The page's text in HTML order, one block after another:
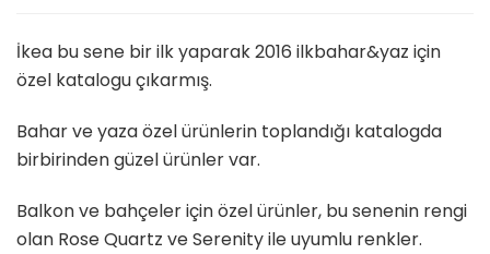
2016
İkea bu sene bir ilk yaparak 2016 ilkbahar&yaz için
özel katalogu çıkarmış.
Bahar ve yaza özel ürünlerin toplandığı katalogda
birbirinden güzel ürünler var.
Balkon ve bahçeler için özel ürünler, bu senenin rengi
olan Rose Quartz ve Serenity ile uyumlu renkler.